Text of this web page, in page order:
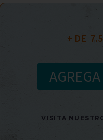
+ DE
VISITA